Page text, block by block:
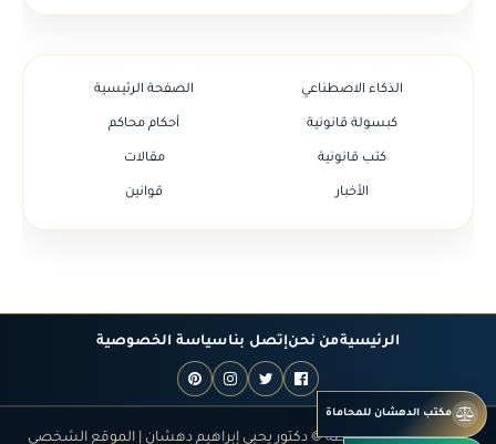
الصفحة الرئيسية الذكاء الاصطناعي
أحكام محاكم كبسولة قانونية
مقالات كتب قانونية
قوانين الأخبار
الرئيسيةمن نحنإتصل بناسياسة الخصوصية
جميع الحقوق محفوظة © دكتور يحيى إبراهيم دهشان | الموقع الشخصي
مكتب الدهشان للمحاماة